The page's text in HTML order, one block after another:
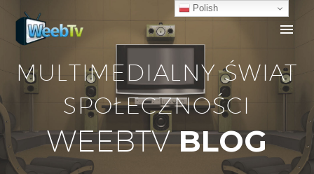
MULTIMEDIALNY ŚWIAT
SPOŁECZNOŚCI
WEEBTVBLOG
Polish